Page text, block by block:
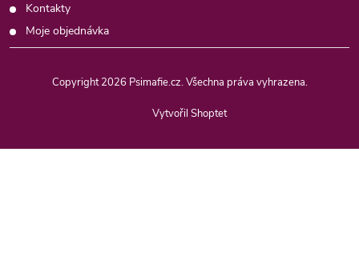
Kontakty
Moje objednávka
Vytvořil Shoptet
Copyright 2026 Psimafie.cz. Všechna práva vyhrazena.